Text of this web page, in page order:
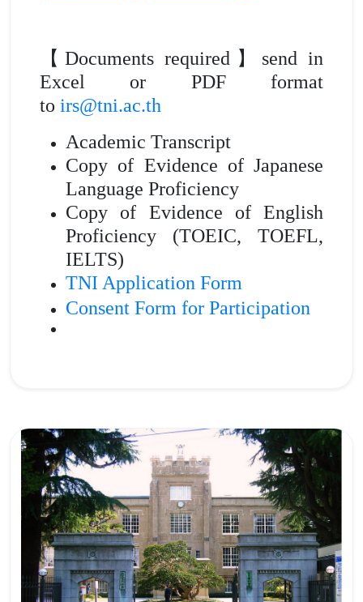
【Documents required】 send in
Excel or PDF format
to irs@tni.ac.th
Academic Transcript
Copy of Evidence of Japanese
Language Proficiency
Copy of Evidence of English
Proficiency (TOEIC, TOEFL,
IELTS)
TNI Application Form
Consent Form for Participation